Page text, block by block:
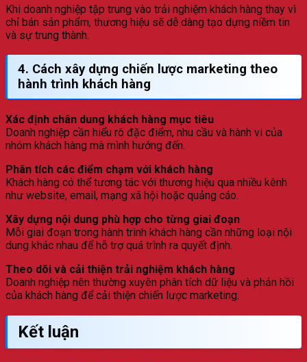
Khi doanh nghiệp tập trung vào trải nghiệm khách hàng thay vì
chỉ bán sản phẩm, thương hiệu sẽ dễ dàng tạo dựng niềm tin
và sự trung thành.
4. Cách xây dựng chiến lược marketing theo
hành trình khách hàng
Xác định chân dung khách hàng mục tiêu
Doanh nghiệp cần hiểu rõ đặc điểm, nhu cầu và hành vi của
nhóm khách hàng mà mình hướng đến.
Phân tích các điểm chạm với khách hàng
Khách hàng có thể tương tác với thương hiệu qua nhiều kênh
như website, email, mạng xã hội hoặc quảng cáo.
Xây dựng nội dung phù hợp cho từng giai đoạn
Mỗi giai đoạn trong hành trình khách hàng cần những loại nội
dung khác nhau để hỗ trợ quá trình ra quyết định.
Theo dõi và cải thiện trải nghiệm khách hàng
Doanh nghiệp nên thường xuyên phân tích dữ liệu và phản hồi
của khách hàng để cải thiện chiến lược marketing.
Kết luận